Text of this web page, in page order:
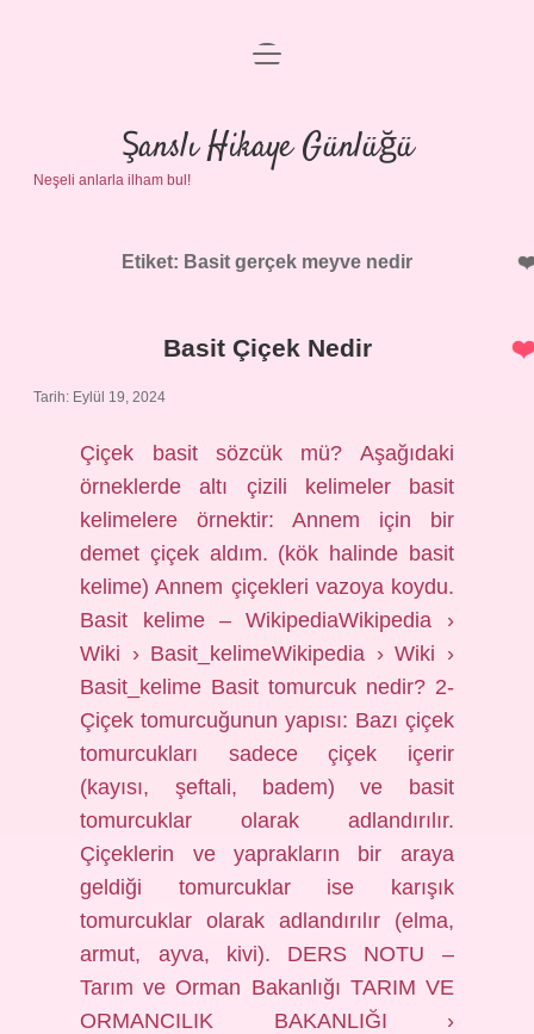
Anasayfa
Gizlilik Politikası
menüyü
Şanslı Hikaye Günlüğü
Neşeli anlarla ilham bul!
Etiket: Basit gerçek meyve nedir
Basit Çiçek Nedir
Tarih: Eylül 19, 2024
Çiçek basit sözcük mü? Aşağıdaki
örneklerde altı çizili kelimeler basit
kelimelere örnektir: Annem için bir
demet çiçek aldım. (kök halinde basit
kelime) Annem çiçekleri vazoya koydu.
Basit kelime – WikipediaWikipedia ›
Wiki › Basit_kelimeWikipedia › Wiki ›
Basit_kelime Basit tomurcuk nedir? 2-
Çiçek tomurcuğunun yapısı: Bazı çiçek
tomurcukları sadece çiçek içerir
(kayısı, şeftali, badem) ve basit
tomurcuklar olarak adlandırılır.
Çiçeklerin ve yaprakların bir araya
geldiği tomurcuklar ise karışık
tomurcuklar olarak adlandırılır (elma,
armut, ayva, kivi). DERS NOTU –
Tarım ve Orman Bakanlığı TARIM VE
ORMANCILIK BAKANLIĞI ›